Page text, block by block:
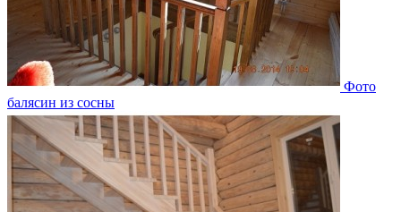
Фото
балясин из сосны